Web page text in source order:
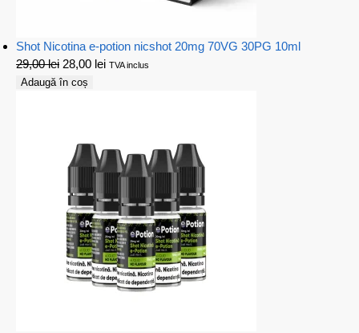
Shot Nicotina e-potion nicshot 20mg 70VG 30PG 10ml
29,00lei 28,00 lei TVA inclus
Adaugă în coș